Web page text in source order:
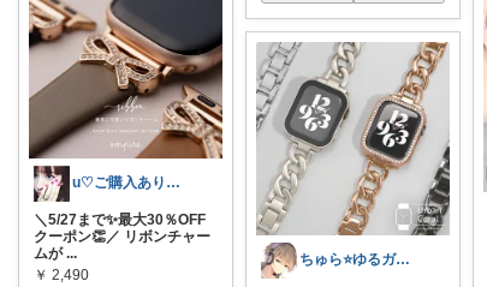
u♡ご購入ありがとうございます!!
＼5/27まで✨最大30％OFF
クーポン👏／ リボンチャー
ムが ...
￥ 2,490
ちゅら⭐️ゆるガジェ日和⭐️